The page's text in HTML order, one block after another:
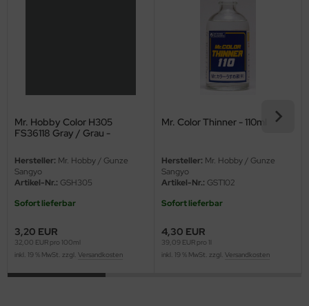
Mr. Hobby Color H305
FS36118 Gray / Grau -
Hersteller: Mr. Hobby / Gunze
Sangyo
Artikel-Nr.: GSH305
Sofort lieferbar
3,20 EUR
32,00 EUR pro 100ml
inkl. 19 % MwSt. zzgl. Versandkosten
Mr. Color Thinner - 110ml
Hersteller: Mr. Hobby / Gunze
Sangyo
Artikel-Nr.: GST102
Sofort lieferbar
4,30 EUR
39,09 EUR pro 1l
inkl. 19 % MwSt. zzgl. Versandkosten
Box LTD
Model